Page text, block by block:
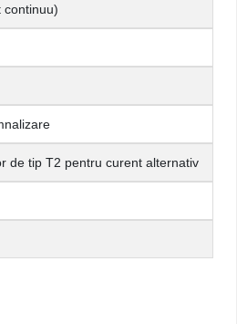
continuu)
de tip T2 pentru curent alternativ